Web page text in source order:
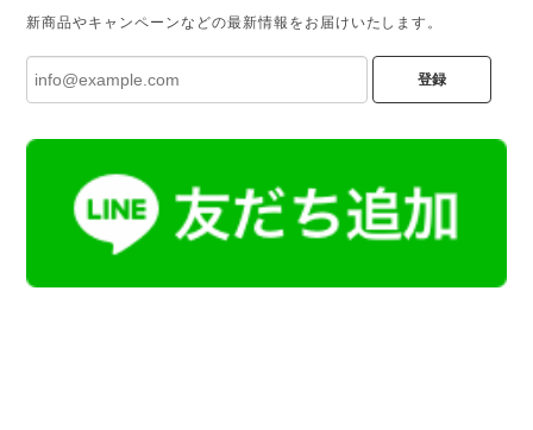
新商品やキャンペーンなどの最新情報をお届けいたします。
登録